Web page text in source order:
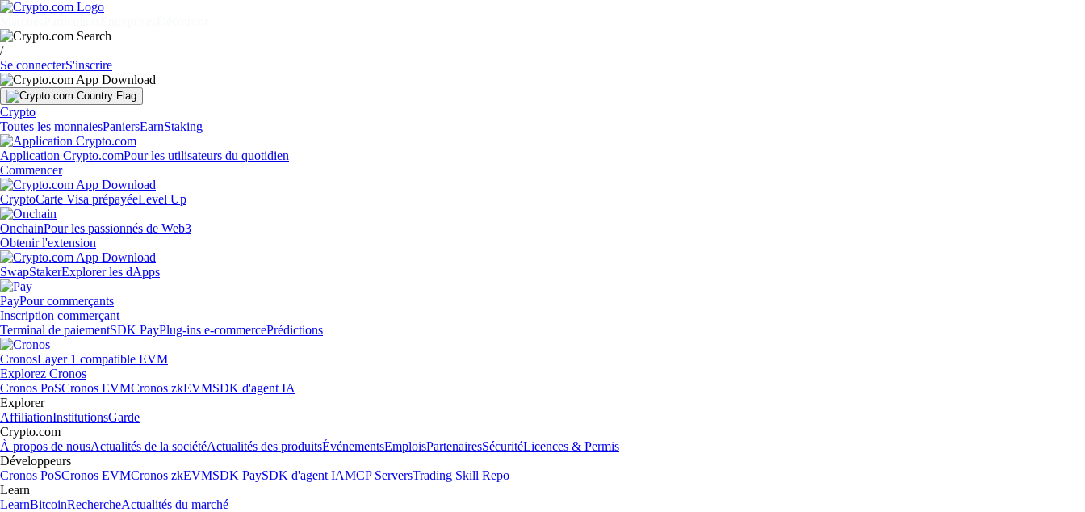
/
Se connecterS'inscrire
Crypto
Toutes les monnaiesPaniersEarnStaking
Application Crypto.comPour les utilisateurs du quotidien
Commencer
CryptoCarte Visa prépayéeLevel Up
OnchainPour les passionnés de Web3
Obtenir l'extension
SwapStakerExplorer les dApps
PayPour commerçants
Inscription commerçant
Terminal de paiementSDK PayPlug-ins e-commercePrédictions
CronosLayer 1 compatible EVM
Explorez Cronos
Cronos PoSCronos EVMCronos zkEVMSDK d'agent IA
Explorer
AffiliationInstitutionsGarde
Crypto.com
À propos de nousActualités de la sociétéActualités des produitsÉvénementsEmploisPartenairesSécuritéLicences & Permis
Développeurs
Cronos PoSCronos EVMCronos zkEVMSDK PaySDK d'agent IAMCP ServersTrading Skill Repo
Learn
LearnBitcoinRechercheActualités du marché